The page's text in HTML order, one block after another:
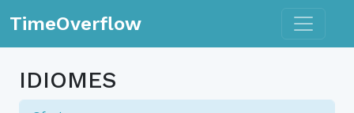
TimeOverflow Toggle
IDIOMES